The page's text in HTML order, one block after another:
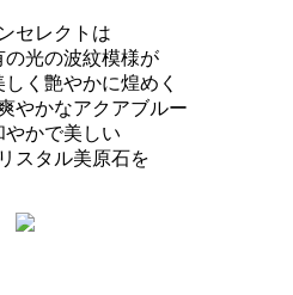
セレクトは
の光の波紋模様が
く艶やかに煌めく
やかなアクアブルー
やかで美しい
スタル美原石を